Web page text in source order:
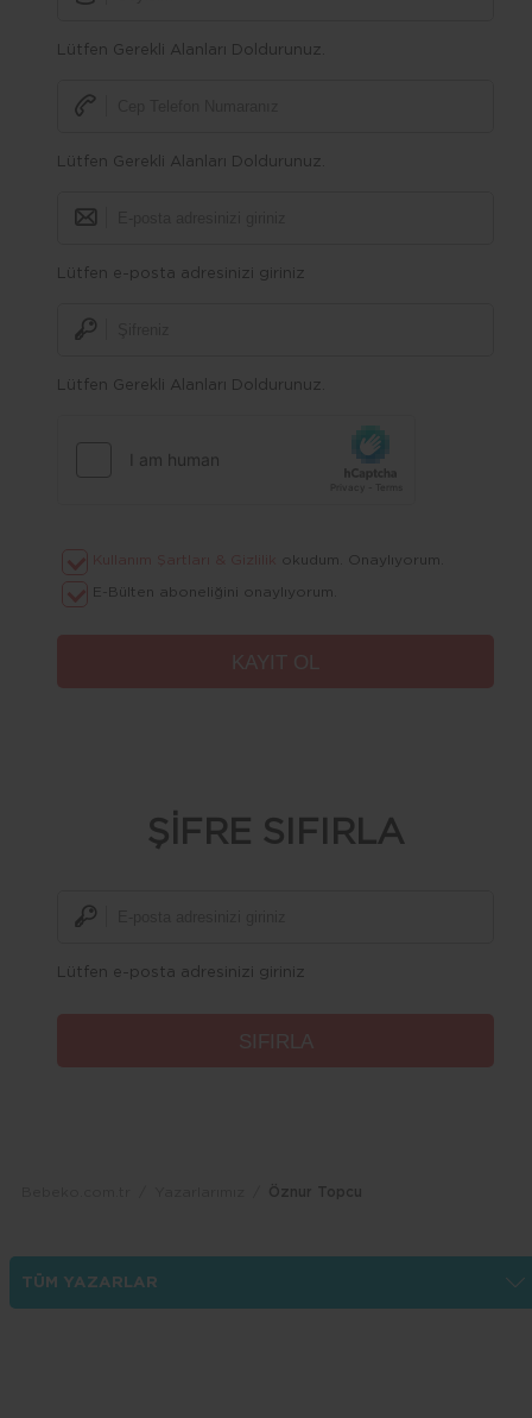
Lütfen Gerekli Alanları Doldurunuz.
Lütfen Gerekli Alanları Doldurunuz.
Lütfen e-posta adresinizi giriniz
Lütfen Gerekli Alanları Doldurunuz.
okudum. Onaylıyorum.
E-Bülten aboneliğini onaylıyorum.
ŞİFRE SIFIRLA
Lütfen e-posta adresinizi giriniz